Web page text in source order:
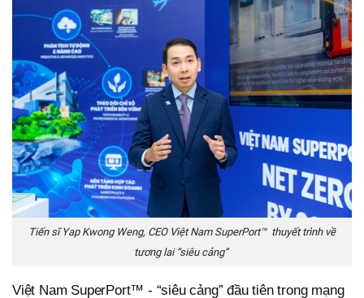
Tiến sĩ Yap Kwong Weng, CEO Việt Nam SuperPort™ thuyết trình về
tương lai “siêu cảng”
Việt Nam SuperPort™ - “siêu cảng” đầu tiên trong mạng